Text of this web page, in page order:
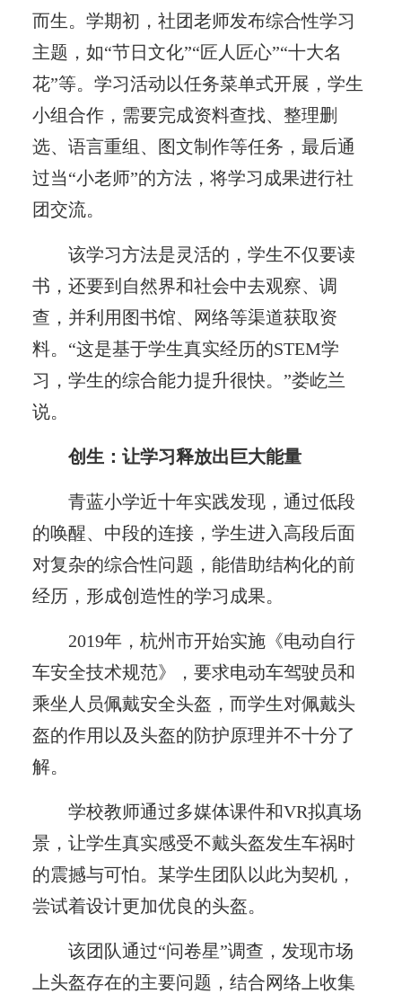
而生。学期初，社团老师发布综合性学习
主题，如“节日文化”“匠人匠心”“十大名
花”等。学习活动以任务菜单式开展，学生
小组合作，需要完成资料查找、整理删
选、语言重组、图文制作等任务，最后通
过当“小老师”的方法，将学习成果进行社
团交流。
该学习方法是灵活的，学生不仅要读
书，还要到自然界和社会中去观察、调
查，并利用图书馆、网络等渠道获取资
料。“这是基于学生真实经历的STEM学
习，学生的综合能力提升很快。”娄屹兰
说。
创生：让学习释放出巨大能量
青蓝小学近十年实践发现，通过低段
的唤醒、中段的连接，学生进入高段后面
对复杂的综合性问题，能借助结构化的前
经历，形成创造性的学习成果。
2019年，杭州市开始实施《电动自行
车安全技术规范》，要求电动车驾驶员和
乘坐人员佩戴安全头盔，而学生对佩戴头
盔的作用以及头盔的防护原理并不十分了
解。
学校教师通过多媒体课件和VR拟真场
景，让学生真实感受不戴头盔发生车祸时
的震撼与可怕。某学生团队以此为契机，
尝试着设计更加优良的头盔。
该团队通过“问卷星”调查，发现市场
上头盔存在的主要问题，结合网络上收集